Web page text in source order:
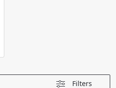
Filters